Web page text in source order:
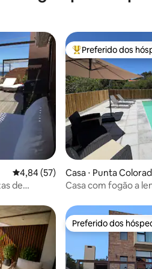
4,84 de uma avaliação média de
4,84 (57)
de
Entre os melhores
Preferido dos
Casa ⋅ Punta
Casa com fogão a
hóspedes Preferido dos
Preferido dos